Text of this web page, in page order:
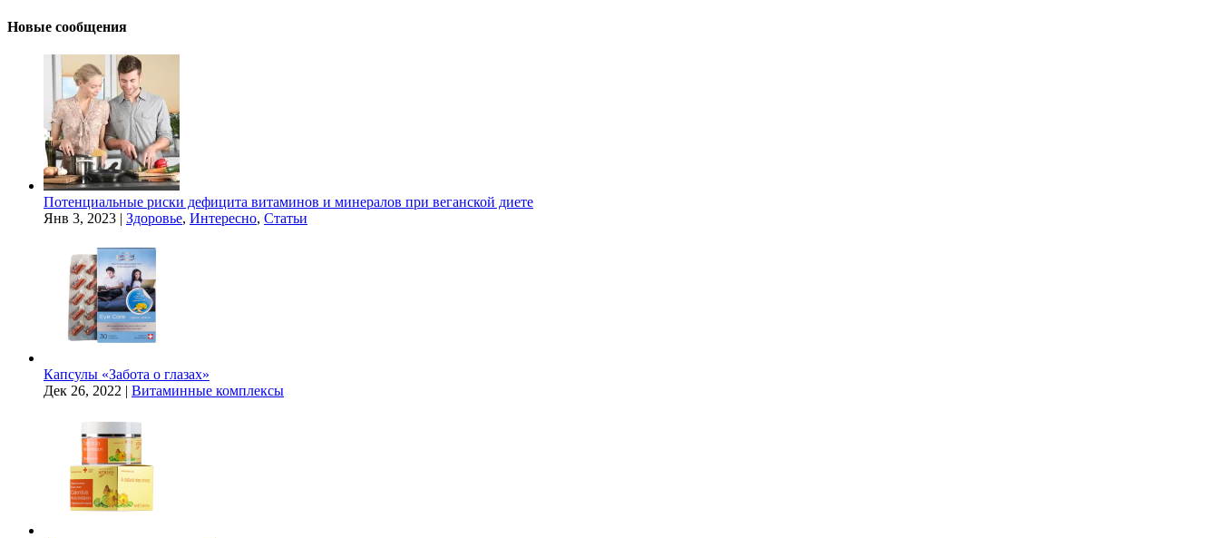
Новые сообщения
Потенциальные риски дефицита витаминов и минералов при веганской диете
Янв 3, 2023 | Здоровье, Интересно, Статьи
Капсулы «Забота о глазах»
Дек 26, 2022 | Витаминные комплексы